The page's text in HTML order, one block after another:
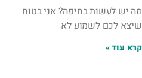
מה יש לעשות בחיפה? אני בטוח
שיצא לכם לשמוע לא
קרא עוד »